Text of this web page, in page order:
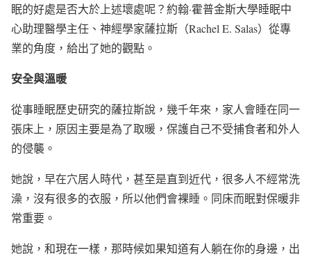
眠的好處是否大於上述壞處呢？約翰·霍普金斯大學睡眠中
心助理醫學主任、神經學家薩拉斯（Rachel E. Salas）從專
業的角度，給出了她的觀點。
安全與溫暖
從事睡眠歷史研究的薩拉斯說，幾千年來，家人會睡在同一
張床上，原因主要是為了取暖，保護自己不受捕食者和外人
的侵襲。
她說，早在穴居人時代，甚至是直到近代，很多人不經常洗
澡，沒有很多的衣服，所以他們會裸睡。同床而眠對保暖非
常重要。
她說，和現在一樣，那時候如果知道有人躺在你的身邊，出